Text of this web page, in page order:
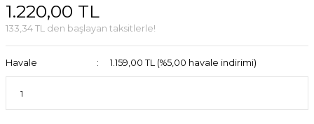
1.220,00 TL
133,34 TL den başlayan taksitlerle!
Havale 1.159,00 TL (%5,00 havale indirimi)